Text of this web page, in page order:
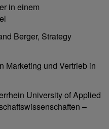
in einem
Berger, Strategy
Marketing und Vertrieb in
University of Applied
–